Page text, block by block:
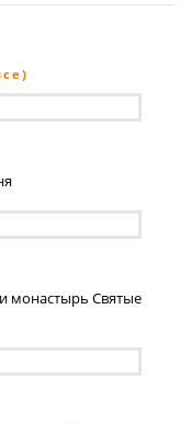
монастырь Святые